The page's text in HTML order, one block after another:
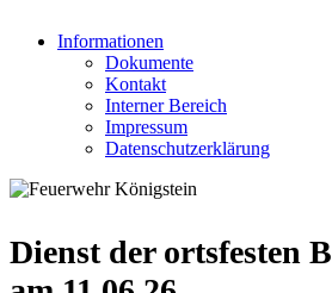
Informationen
Dokumente
Kontakt
Interner Bereich
Impressum
Datenschutzerklärung
Dienst der ortsfesten